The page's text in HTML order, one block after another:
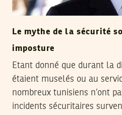
Le mythe de la sécurité
imposture
Etant donné que durant la
étaient muselés ou au
nombreux tunisiens n’ont
incidents sécuritaires